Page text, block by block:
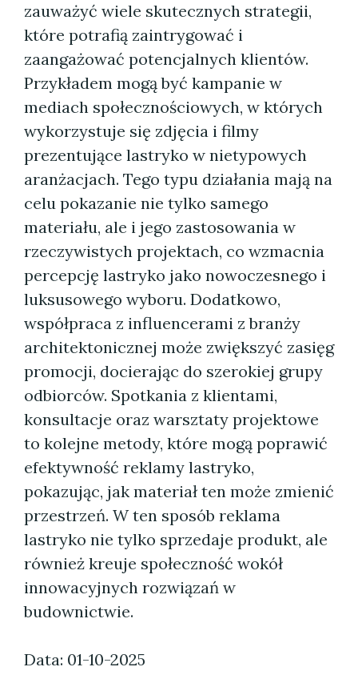
zauważyć wiele skutecznych strategii,
które potrafią zaintrygować i
zaangażować potencjalnych klientów.
Przykładem mogą być kampanie w
mediach społecznościowych, w których
wykorzystuje się zdjęcia i filmy
prezentujące lastryko w nietypowych
aranżacjach. Tego typu działania mają na
celu pokazanie nie tylko samego
materiału, ale i jego zastosowania w
rzeczywistych projektach, co wzmacnia
percepcję lastryko jako nowoczesnego i
luksusowego wyboru. Dodatkowo,
współpraca z influencerami z branży
architektonicznej może zwiększyć zasięg
promocji, docierając do szerokiej grupy
odbiorców. Spotkania z klientami,
konsultacje oraz warsztaty projektowe
to kolejne metody, które mogą poprawić
efektywność reklamy lastryko,
pokazując, jak materiał ten może zmienić
przestrzeń. W ten sposób reklama
lastryko nie tylko sprzedaje produkt, ale
również kreuje społeczność wokół
innowacyjnych rozwiązań w
budownictwie.
Data: 01-10-2025